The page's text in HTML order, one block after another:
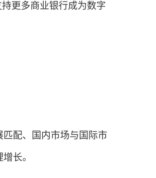
更多商业银行成为数字
配、国内市场与国际市
长。